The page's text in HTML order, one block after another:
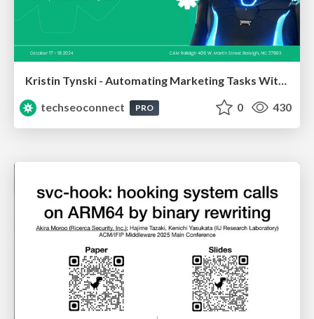
Kristin Tynski - Automating Marketing Tasks With AI
techseoconnect
PRO 0 430